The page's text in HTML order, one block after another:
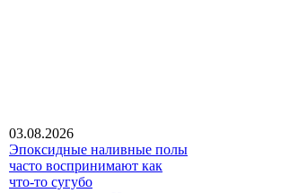
03.08.2026
Эпоксидные наливные полы
часто воспринимают как
что-то сугубо